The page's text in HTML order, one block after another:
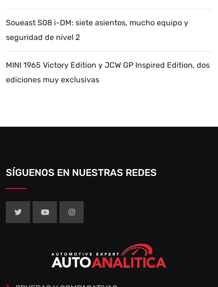
Soueast S08 i-DM: siete asientos, mucho equipo y
seguridad de nivel 2
MINI 1965 Victory Edition y JCW GP Inspired Edition, dos
ediciones muy exclusivas
SÍGUENOS EN NUESTRAS REDES